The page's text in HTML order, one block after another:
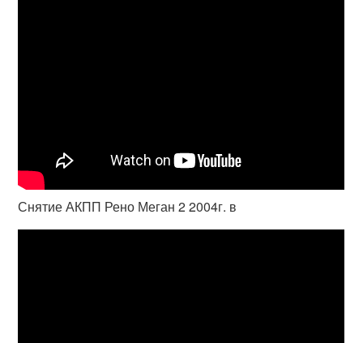
Снятие АКПП Рено Меган 2 2004г. в